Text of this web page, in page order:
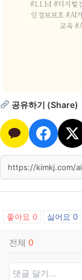
#LLM #디지털
인정보보호 #AI
교육
공유하기 (Share)
좋아요 0 싫어요 0
전체 0